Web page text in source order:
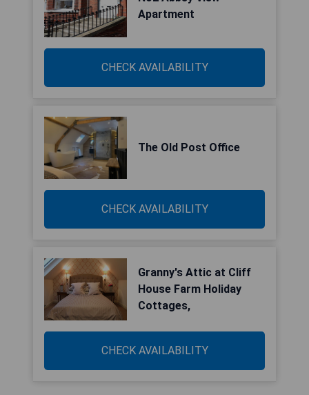
Apartment
CHECK AVAILABILITY
The Old Post Office
CHECK AVAILABILITY
Granny's Attic at Cliff
House Farm Holiday
Cottages,
CHECK AVAILABILITY